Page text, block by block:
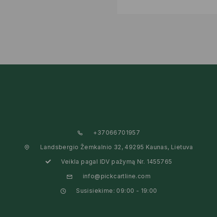
+37066701957
Landsbergio Žemkalnio 32, 49295 Kaunas, Lietuva
Veikla pagal IDV pažymą Nr. 1455765
info@pickcartline.com
Susisiekime: 09:00 - 19:00